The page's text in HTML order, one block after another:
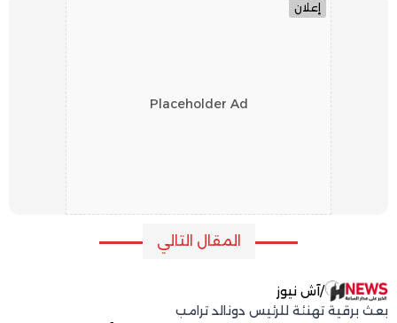
إعلان
Placeholder Ad
المقال التالي
/آش نيوز
بعث برقية تهنئة للرئيس دونالد ترامب